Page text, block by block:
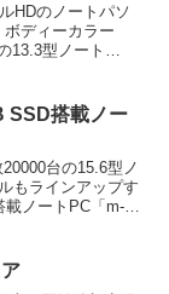
HDのノートパソ
ディーカラー
13.3型ノート
SSD搭載ノー
台の15.6型ノ
もラインアップす
載ノートPC「m-